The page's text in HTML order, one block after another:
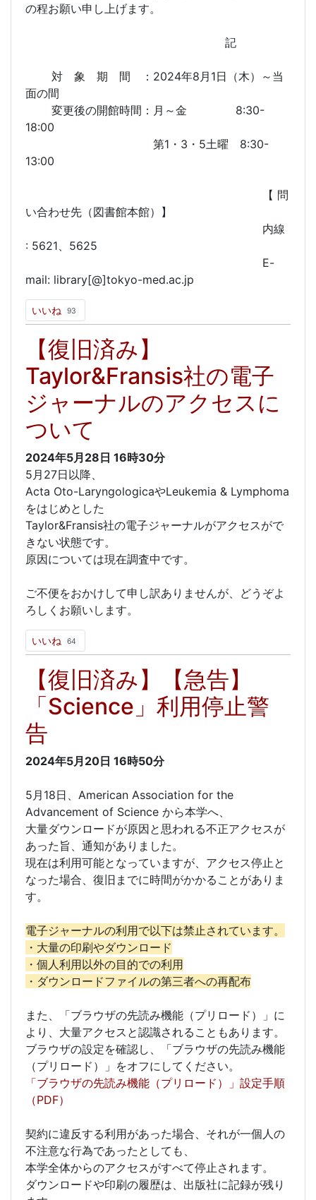
の程お願い申し上げます。
記
対 象 期 間 ：2024年8月1日（木）～当
面の間
変更後の開館時間：月～金 8:30-
18:00
第1・3・5土曜 8:30-
13:00
【 問
い合わせ先（図書館本館）】
内線
: 5621、5625
E-
mail: library[@]tokyo-med.ac.jp
いいね 93
【復旧済み】
Taylor&Fransis社の電子
ジャーナルのアクセスに
ついて
2024年5月28日 16時30分
5月27日以降、
Acta Oto-LaryngologicaやLeukemia & Lymphoma
をはじめとした
Taylor&Fransis社の電子ジャーナルがアクセスがで
きない状態です。
原因については現在調査中です。
ご不便をおかけして申し訳ありませんが、どうぞよ
ろしくお願いします。
いいね 64
【復旧済み】【急告】
「Science」利用停止警
告
2024年5月20日 16時50分
5月18日、American Association for the
Advancement of Science から本学へ、
大量ダウンロードが原因と思われる不正アクセスが
あった旨、通知がありました。
現在は利用可能となっていますが、アクセス停止と
なった場合、復旧までに時間がかかることがありま
す。
電子ジャーナルの利用で以下は禁止されています。
・大量の印刷やダウンロード
・個人利用以外の目的での利用
・ダウンロードファイルの第三者への再配布
また、「ブラウザの先読み機能（プリロード）」に
より、大量アクセスと認識されることもあります。
ブラウザの設定を確認し、「ブラウザの先読み機能
（プリロード）」をオフにしてください。
「ブラウザの先読み機能（プリロード）」設定手順
（PDF）
契約に違反する利用があった場合、それが一個人の
不注意な行為であったとしても、
本学全体からのアクセスがすべて停止されます。
ダウンロードや印刷の履歴は、出版社に記録が残り